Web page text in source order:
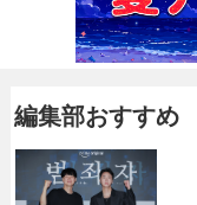
編集部おすすめ